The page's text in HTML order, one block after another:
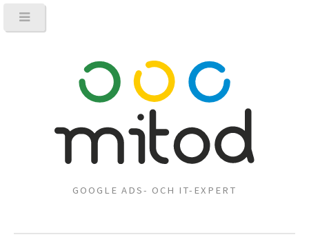
GOOGLE ADS- OCH IT-EXPERT